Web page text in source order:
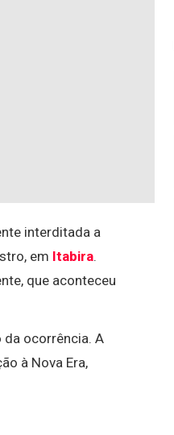
interditada a
em Itabira.
que aconteceu
da ocorrência. A
à Nova Era,